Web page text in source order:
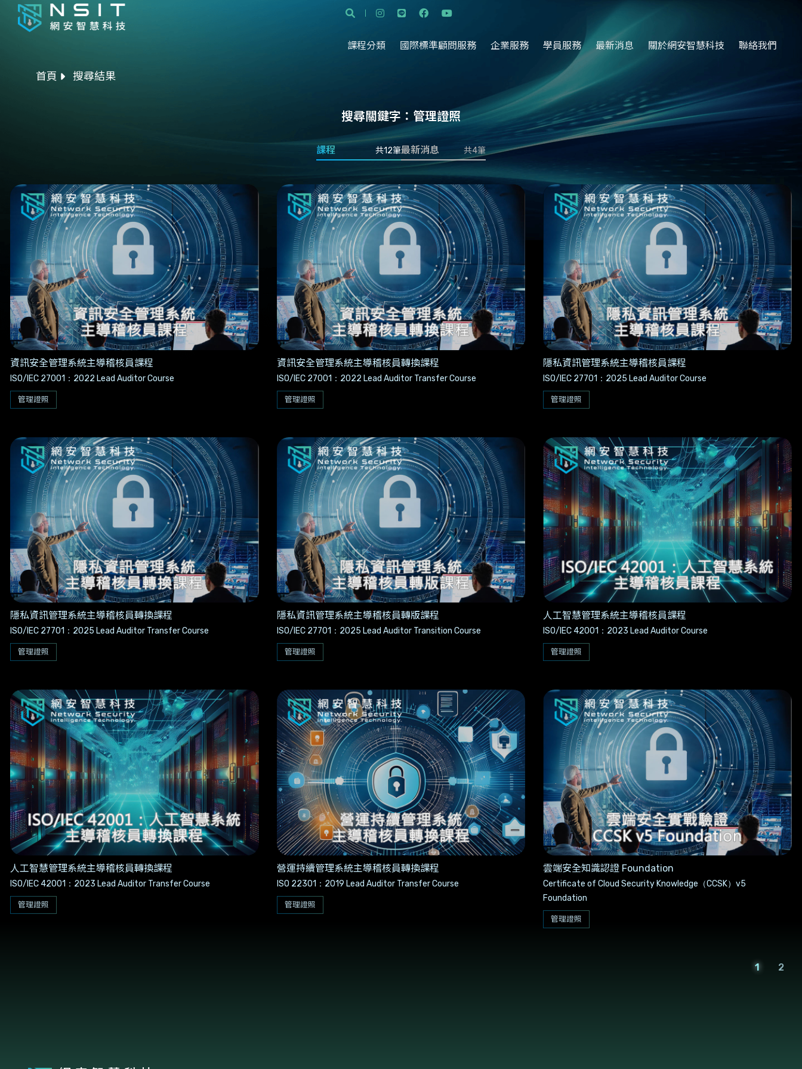
課程分類 國際標準顧問服務 企業服務 學員服務 最新消息 關於網安智慧科技 聯絡我們
首頁 搜尋結果
搜尋關鍵字： 管理證照
課程 共12筆最新消息 共4筆
資訊安全管理系統主導稽核員課程
ISO/IEC 27001：2022 Lead Auditor Course
管理證照
資訊安全管理系統主導稽核員轉換課程
ISO/IEC 27001：2022 Lead Auditor Transfer Course
管理證照
隱私資訊管理系統主導稽核員課程
ISO/IEC 27701：2025 Lead Auditor Course
管理證照
隱私資訊管理系統主導稽核員轉換課程
ISO/IEC 27701：2025 Lead Auditor Transfer Course
管理證照
隱私資訊管理系統主導稽核員轉版課程
ISO/IEC 27701：2025 Lead Auditor Transition Course
管理證照
人工智慧管理系統主導稽核員課程
ISO/IEC 42001：2023 Lead Auditor Course
管理證照
人工智慧管理系統主導稽核員轉換課程
ISO/IEC 42001：2023 Lead Auditor Transfer Course
管理證照
營運持續管理系統主導稽核員轉換課程
ISO 22301：2019 Lead Auditor Transfer Course
管理證照
雲端安全知識認證 Foundation
Certificate of Cloud Security Knowledge（CCSK）v5
Foundation
管理證照
1 2